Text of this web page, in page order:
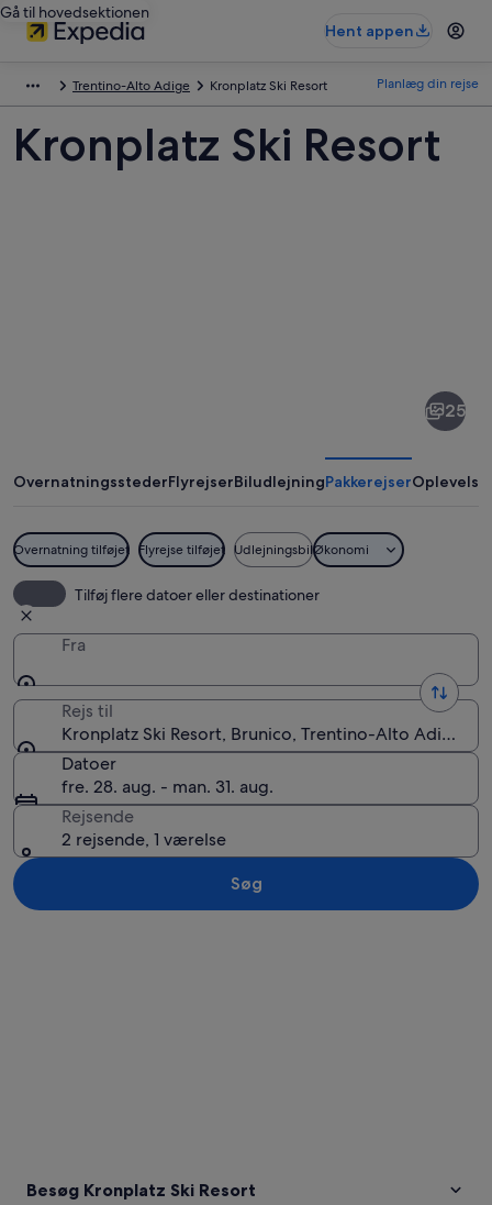
Gå til hovedsektionen
Hent appen
Trentino-Alto Adige Kronplatz Ski Resort Planlæg din rejse
Kronplatz Ski Resort
25
OvernatningsstederFlyrejserBiludlejningPakkerejser
Overnatning tilføjet Flyrejse tilføjet UdlejningsbilØkonomi
Tilføj flere datoer eller destinationer
Fra
Rejs til
Kronplatz Ski Resort, Brunico, Trentino-Alto Adige,
Datoer
fre. 28. aug. - man. 31. aug.
Rejsende
2 rejsende, 1 værelse
Søg
Besøg Kronplatz Ski Resort